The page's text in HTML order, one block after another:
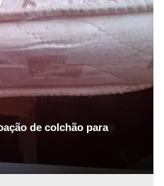
de colchão para